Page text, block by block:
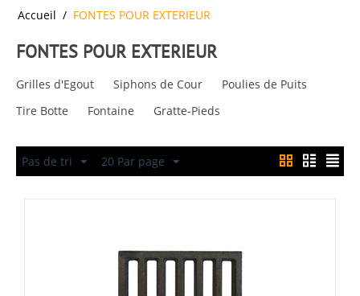
Accueil / FONTES POUR EXTERIEUR
FONTES POUR EXTERIEUR
Grilles d'Egout Siphons de Cour
Poulies de Puits
Tire Botte
Fontaine Gratte-Pieds
Pas de tri 20 Par page